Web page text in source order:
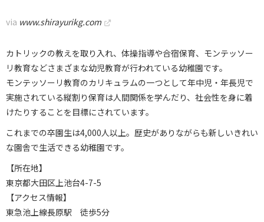
via www.shirayurikg.com
カトリックの教えを取り入れ、体操指導や合宿保育、モンテッソー
リ教育などさまざまな幼児教育が行われている幼稚園です。
モンテッソーリ教育のカリキュラムの一つとして年中児・年長児で
実施されている縦割り保育は人間関係を学んだり、社会性を身に着
けたりすることを目標にされています。
これまでの卒園生は4,000人以上。歴史がありながらも新しいきれい
な園舎で生活できる幼稚園です。
【所在地】
東京都大田区上池台4-7-5
【アクセス情報】
東急池上線長原駅 徒歩5分